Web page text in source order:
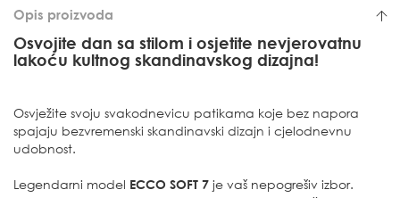
Opis proizvoda
Osvojite dan sa stilom i osjetite nevjerovatnu
lakoću kultnog skandinavskog dizajna!
Osvježite svoju svakodnevicu patikama koje bez napora
spajaju bezvremenski skandinavski dizajn i cjelodnevnu
udobnost.
Legendarni model ECCO SOFT 7 je vaš nepogrešiv izbor.